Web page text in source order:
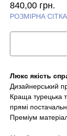
840,00 грн.
РОЗМІРНА СІТКА
Люкс якість
Дизайнерський
Краща турецька
прямі
Преміум